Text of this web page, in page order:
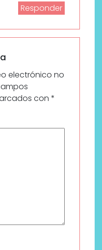
Responder
electrónico no
con *